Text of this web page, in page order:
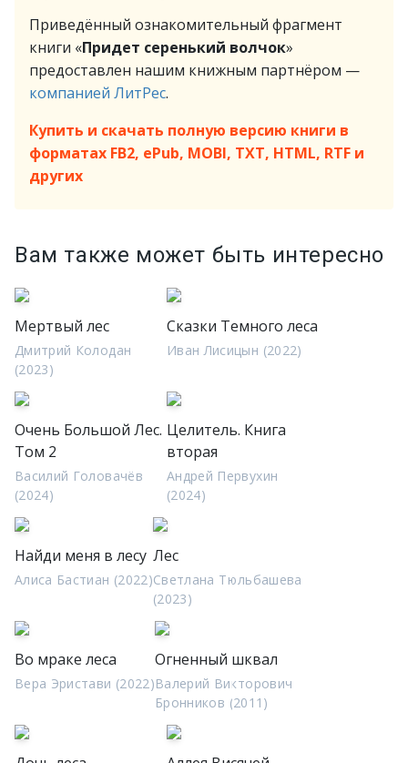
Приведённый ознакомительный фрагмент
книги «Придет серенький волчок»
предоставлен нашим книжным партнёром —
компанией ЛитРес.
Купить и скачать полную версию книги в
форматах FB2, ePub, MOBI, TXT, HTML, RTF и
других
Вам также может быть интересно
Мертвый лес
Дмитрий Колодан
(2023)
Сказки Темного леса
Иван Лисицын (2022)
Очень Большой Лес.
Том 2
Василий Головачёв
(2024)
Целитель. Книга
вторая
Андрей Первухин
(2024)
Найди меня в лесу
Алиса Бастиан (2022)
Лес
Светлана Тюльбашева
(2023)
Во мраке леса
Вера Эристави (2022)
Огненный шквал
Валерий Викторович
Бронников (2011)